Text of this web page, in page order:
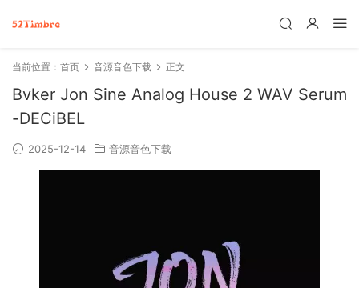
当前位置： 首页 音源音色下载 正文
Bvker Jon Sine Analog House 2 WAV Serum
-DECiBEL
2025-12-14 音源音色下载